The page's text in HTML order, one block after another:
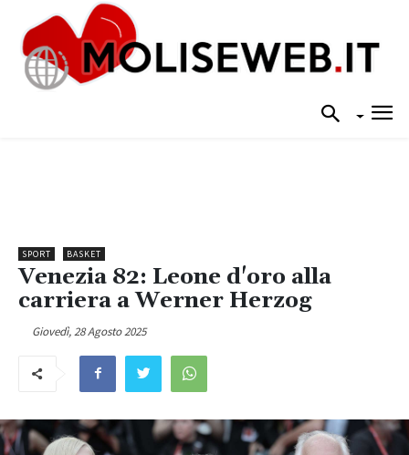
SPORT BASKET
Venezia 82: Leone d'oro alla
carriera a Werner Herzog
Giovedì, 28 Agosto 2025